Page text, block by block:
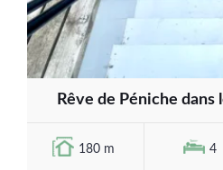
Rêve de Péniche dans
180 m 4